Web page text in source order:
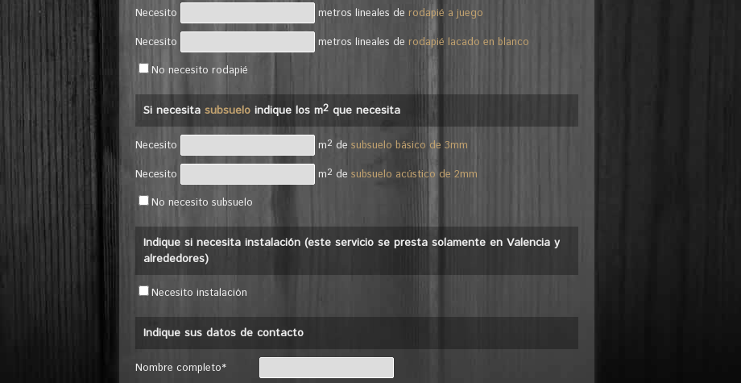
Necesito metros lineales de rodapié a juego
Necesito
metros lineales de rodapié lacado en blanco
No necesito rodapié
Si necesita subsuelo indique los m2 que necesita
Necesito m2 de subsuelo básico de 3mm
Necesito
m2 de subsuelo acústico de 2mm
No necesito subsuelo
Indique si necesita instalación (este servicio se presta solamente en Valencia y
alrededores)
Necesito instalación
Indique sus datos de contacto
Nombre completo*